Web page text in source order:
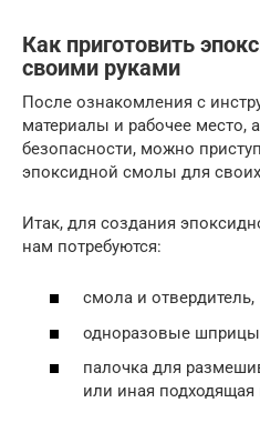
Как приготовить
своими руками
После ознакомления с
материалы и рабочее место,
безопасности, можно
эпоксидной смолы для
Итак, для создания
нам потребуются:
смола и отвердитель,
одноразовые
палочка для
или иная